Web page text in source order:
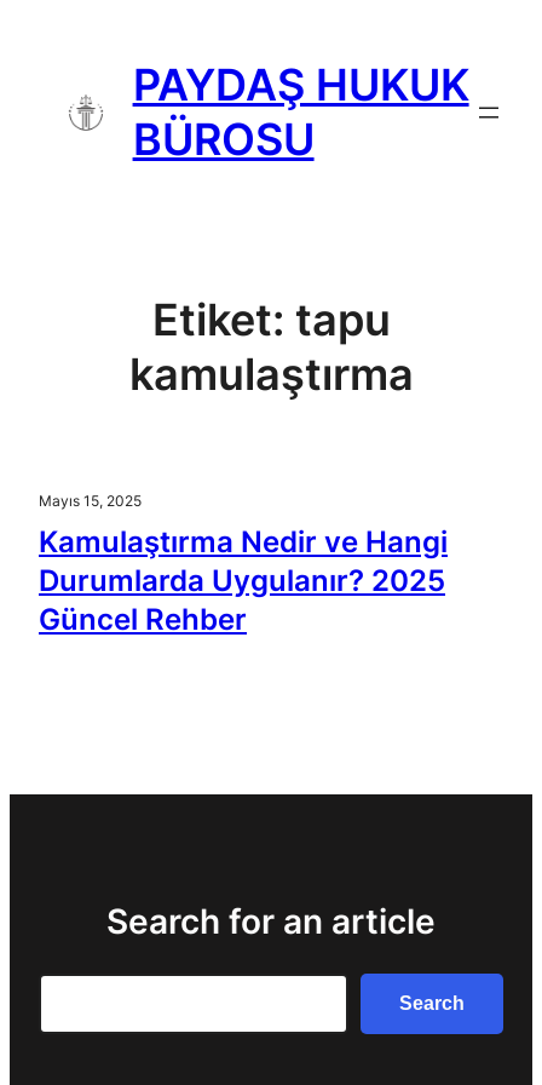
PAYDAŞ HUKUK
BÜROSU
Etiket: tapu
kamulaştırma
Mayıs 15, 2025
Kamulaştırma Nedir ve Hangi
Durumlarda Uygulanır? 2025
Güncel Rehber
Search for an article
Search